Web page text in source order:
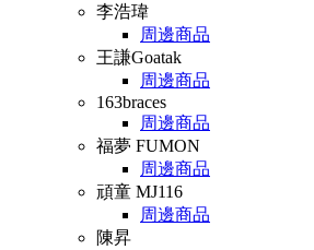
李浩瑋
周邊商品
王謙Goatak
周邊商品
163braces
周邊商品
福夢 FUMON
周邊商品
頑童 MJ116
周邊商品
陳昇